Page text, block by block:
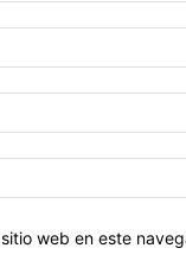
web en este